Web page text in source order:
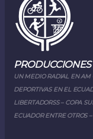
UN MEDIO RADIAL EN AM
DEPORTIVAS EN EL
LIBERTADORSS – COPA
ECUADOR ENTRE OTROS